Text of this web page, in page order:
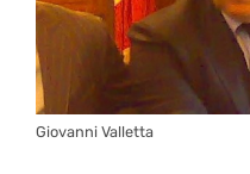
Giovanni Valletta